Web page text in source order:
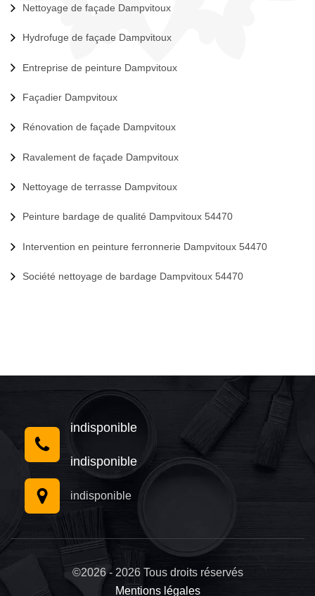
Nettoyage de façade Dampvitoux
Hydrofuge de façade Dampvitoux
Entreprise de peinture Dampvitoux
Façadier Dampvitoux
Rénovation de façade Dampvitoux
Ravalement de façade Dampvitoux
Nettoyage de terrasse Dampvitoux
Peinture bardage de qualité Dampvitoux 54470
Intervention en peinture ferronnerie Dampvitoux 54470
Société nettoyage de bardage Dampvitoux 54470
indisponible
indisponible
indisponible
©2026 - 2026 Tous droits réservés
Mentions légales